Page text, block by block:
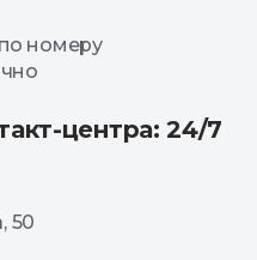
номеру
центра: 24/7
50